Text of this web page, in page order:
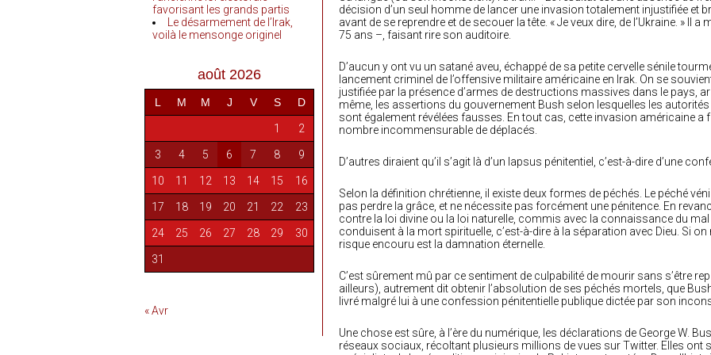
favorisant les grands partis
Le désarmement de l’Irak,
voilà le mensonge originel
août 2026
L M M J V S D
1 2
3 4 5 6 7 8 9
10 11 12 13 14 15 16
17 18 19 20 21 22 23
24 25 26 27 28 29 30
31
« Avr
décision d’un seul homme de lancer une invasion totalement injustifiée et
avant de se reprendre et de secouer la tête. « Je veux dire, de l’Ukraine. » Il
75 ans –, faisant rire son auditoire.
D’aucun y ont vu un satané aveu, échappé de sa petite cervelle sénile
lancement criminel de l’offensive militaire américaine en Irak. On se
justifiée par la présence d’armes de destructions massives dans le pays,
même, les assertions du gouvernement Bush selon lesquelles les
sont également révélées fausses. En tout cas, cette invasion américaine a
nombre incommensurable de déplacés.
D’autres diraient qu’il s’agit là d’un lapsus pénitentiel, c’est-à-dire d’une
Selon la définition chrétienne, il existe deux formes de péchés. Le péché
pas perdre la grâce, et ne nécessite pas forcément une pénitence. En
contre la loi divine ou la loi naturelle, commis avec la connaissance du
conduisent à la mort spirituelle, c’est-à-dire à la séparation avec Dieu. Si
risque encouru est la damnation éternelle.
C’est sûrement mû par ce sentiment de culpabilité de mourir sans s’être
ailleurs), autrement dit obtenir l’absolution de ses péchés mortels, que
livré malgré lui à une confession pénitentielle publique dictée par son
Une chose est sûre, à l’ère du numérique, les déclarations de George W.
réseaux sociaux, récoltant plusieurs millions de vues sur Twitter. Elles ont